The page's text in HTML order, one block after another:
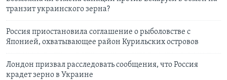
транзит украинского зерна?
Россия приостановила соглашение о рыболовстве с
Японией, охватывающее район Курильских островов
Лондон призвал расследовать сообщения, что Россия
крадет зерно в Украине